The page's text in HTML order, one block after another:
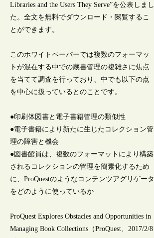
Libraries and the Users They Serve”を公表しまし
た。全文を無料でダウンロード・閲覧するこ
とができます。
このホワイトペーパーでは複数のフォーマッ
トが混在する中での蔵書管理の複雑さに焦点
を当てて調査を行っており、中でも以下の点
を中心に扱っているとのことです。
●印刷体図書と電子書籍管理の類似性
●電子書籍により新たに生じたコレクション管
理の障害と機会
●図書館員は、複数のフォーマットにより構築
されるコレクションの管理を簡素化するため
に、ProQuestのようなコンテンツアグリゲータ
をどのように使っているか
ProQuest Explores Obstacles and Opportunities in
Managing Book Collections（ProQuest、2017/2/8